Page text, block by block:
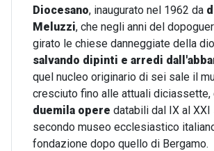
Diocesano, inaugurato nel 1962 da
Meluzzi, che negli anni del
girato le chiese danneggiate della
salvando dipinti e arredi
quel nucleo originario di sei sale il
cresciuto fino alle attuali diciassette,
duemila opere databili dal IX al XXI
secondo museo ecclesiastico
fondazione dopo quello di Bergamo.